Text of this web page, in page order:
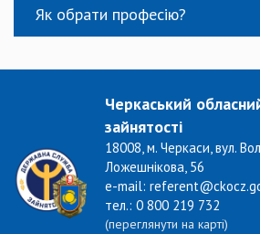
Як обрати професію?
Черкаський
зайнятості
18008, м. Черкаси, вул.
Ложешнікова, 56
e-mail:
тел.: 0 800 219 732
(переглянути на карті)